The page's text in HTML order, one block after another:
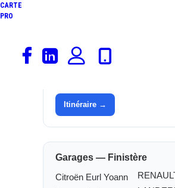
CARTE
PRO
Site
Itinéraire →
Garages — Finistère
Citroën Eurl Yoann